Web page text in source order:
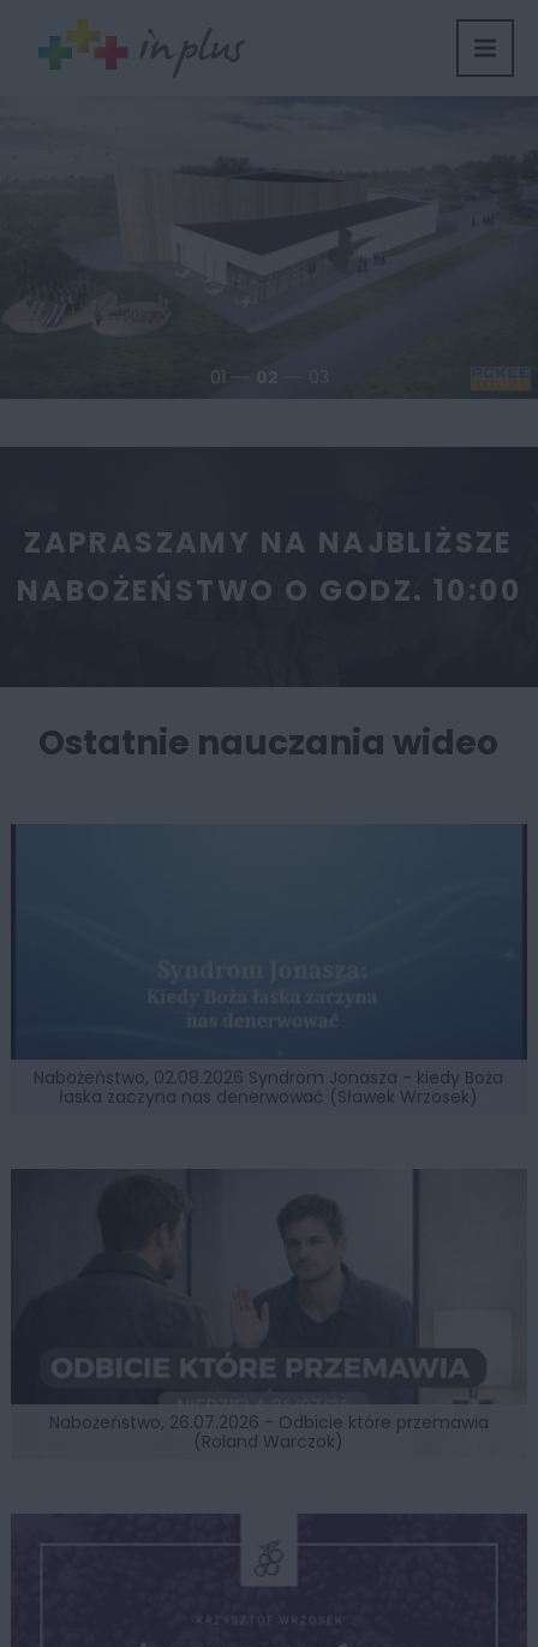
01 02
ZAPRASZAMY NA NAJBLIŻSZE
NABOŻEŃSTWO O GODZ. 10:00
Ostatnie nauczania wideo
Nabożeństwo, 02.08.2026 Syndrom Jonasza - kiedy Boża
łaska zaczyna nas denerwować (Sławek Wrzosek)
Nabożeństwo, 26.07.2026 - Odbicie które przemawia
(Roland Warczok)